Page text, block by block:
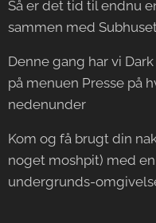
Så er det tid til endnu
sammen med
Denne gang har vi
på menuen Presse på
nedenunder
Kom og få brugt din
noget moshpit) med
undergrunds-